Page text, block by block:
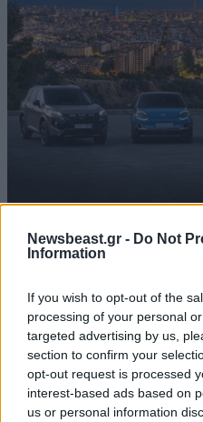
Newsbeast.gr - Do Not
Information
If you wish to opt-out of the
processing of your personal
targeted advertising by us,
section to confirm your
opt-out request is processed
interest-based ads based on
us or personal information
Η Nissan συνεχίζει να
Ακολουθήστε το
και μάθετε